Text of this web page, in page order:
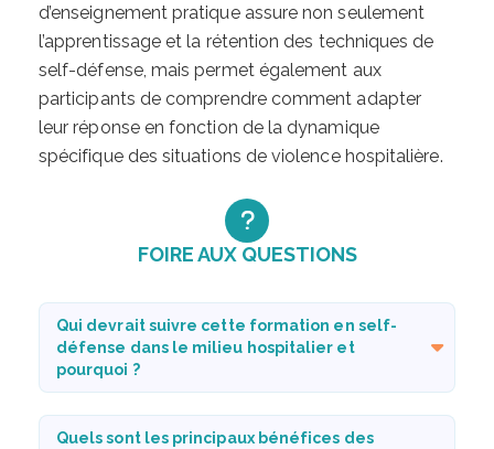
d’enseignement pratique assure non seulement
l’apprentissage et la rétention des techniques de
self-défense, mais permet également aux
participants de comprendre comment adapter
leur réponse en fonction de la dynamique
spécifique des situations de violence hospitalière.
FOIRE AUX QUESTIONS
Qui devrait suivre cette formation en self-
défense dans le milieu hospitalier et
pourquoi ?
Quels sont les principaux bénéfices des